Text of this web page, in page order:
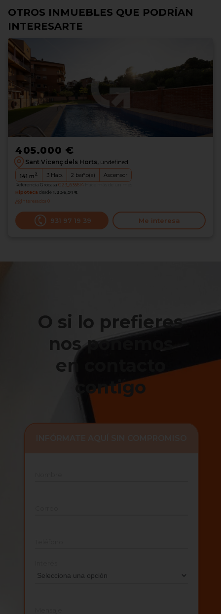
OTROS INMUEBLES QUE PODRÍAN
INTERESARTE
405.000 €
Sant Vicenç dels Horts, undefined
141 m2 3 Hab. 2 baño(s) Ascensor
Referencia Grocasa G23_635614
Hipoteca desde 1.236,91 €
Interesados0
931 97 19 39 Me interesa
O si lo prefieres
nos ponemos
en contacto
contigo